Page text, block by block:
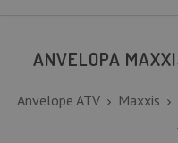
ANVELOPA
Anvelope ATV Maxxis